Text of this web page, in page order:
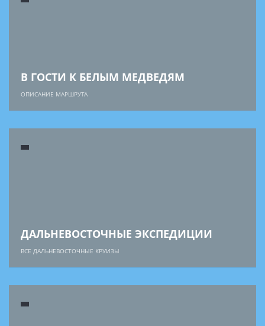
В ГОСТИ К БЕЛЫМ МЕДВЕДЯМ
ОПИСАНИЕ МАРШРУТА
ДАЛЬНЕВОСТОЧНЫЕ ЭКСПЕДИЦИИ
ВСЕ ДАЛЬНЕВОСТОЧНЫЕ КРУИЗЫ